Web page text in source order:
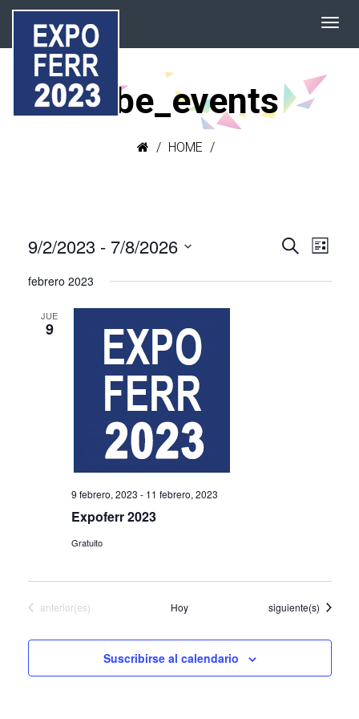
tribe_events
HOME
de
Buscar
Lista
9/2/2023 - 7/8/2026
fecha.
febrero 2023
JUE
9
9 febrero, 2023 - 11 febrero, 2023
Expoferr 2023
Gratuito
Eventos
anterior(es) Hoy Eventos
siguiente(s)
Suscribirse al calendario